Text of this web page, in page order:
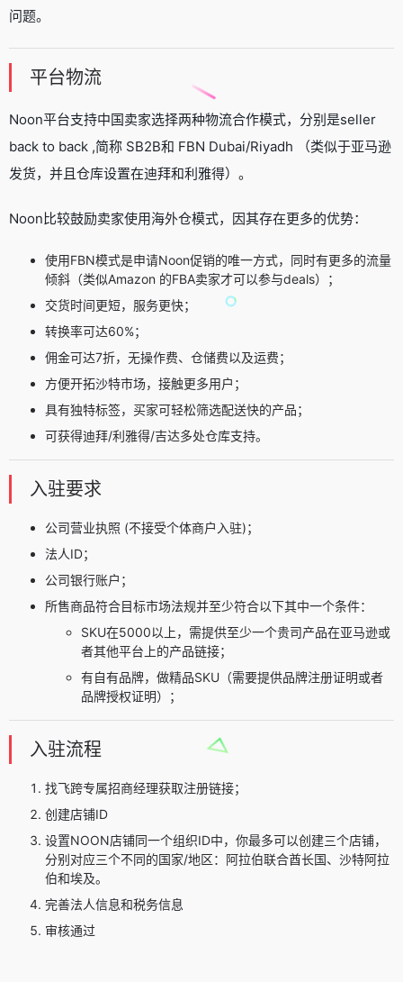
问题。
平台物流
Noon平台支持中国卖家选择两种物流合作模式，分别是seller
back to back ,简称 SB2B和 FBN Dubai/Riyadh （类似于亚马逊
发货，并且仓库设置在迪拜和利雅得）。
Noon比较鼓励卖家使用海外仓模式，因其存在更多的优势：
使用FBN模式是申请Noon促销的唯一方式，同时有更多的流量
倾斜（类似Amazon 的FBA卖家才可以参与deals）；
交货时间更短，服务更快；
转换率可达60%；
佣金可达7折，无操作费、仓储费以及运费；
方便开拓沙特市场，接触更多用户；
具有独特标签，买家可轻松筛选配送快的产品；
可获得迪拜/利雅得/吉达多处仓库支持。
入驻要求
公司营业执照 (不接受个体商户入驻)；
法人ID；
公司银行账户；
所售商品符合目标市场法规并至少符合以下其中一个条件：
SKU在5000以上，需提供至少一个贵司产品在亚马逊或
者其他平台上的产品链接；
有自有品牌，做精品SKU（需要提供品牌注册证明或者
品牌授权证明）；
入驻流程
找飞跨专属招商经理获取注册链接；
创建店铺ID
设置NOON店铺同一个组织ID中，你最多可以创建三个店铺，
分别对应三个不同的国家/地区：阿拉伯联合酋长国、沙特阿拉
伯和埃及。
完善法人信息和税务信息
审核通过